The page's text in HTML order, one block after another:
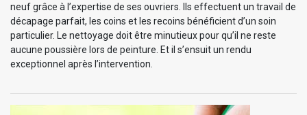
neuf grâce à l’expertise de ses ouvriers. Ils effectuent un travail de
décapage parfait, les coins et les recoins bénéficient d’un soin
particulier. Le nettoyage doit être minutieux pour qu’il ne reste
aucune poussière lors de peinture. Et il s’ensuit un rendu
exceptionnel après l’intervention.